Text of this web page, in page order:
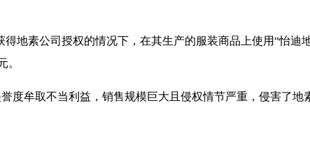
地素公司授权的情况下，在其生产的服装商品上使用“怡迪
。
度牟取不当利益，销售规模巨大且侵权情节严重，侵害了